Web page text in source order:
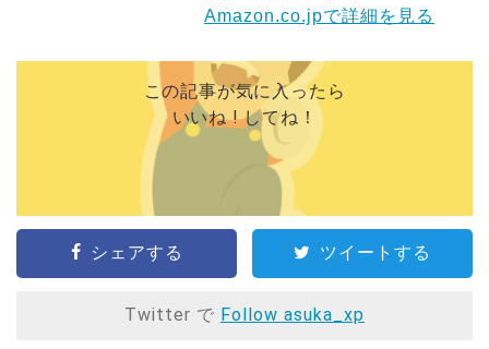
Amazon.co.jpで詳細を見る
この記事が気に入ったら
いいね ! してね！
シェアする ツイートする
Twitter で Follow asuka_xp